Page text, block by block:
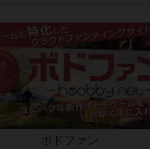
ボドファン